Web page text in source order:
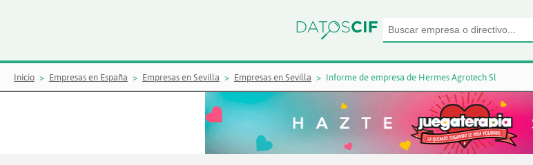
Inicio Empresas en España Empresas en Sevilla Empresas en Sevilla Informe de empresa de Hermes Agrotech Sl